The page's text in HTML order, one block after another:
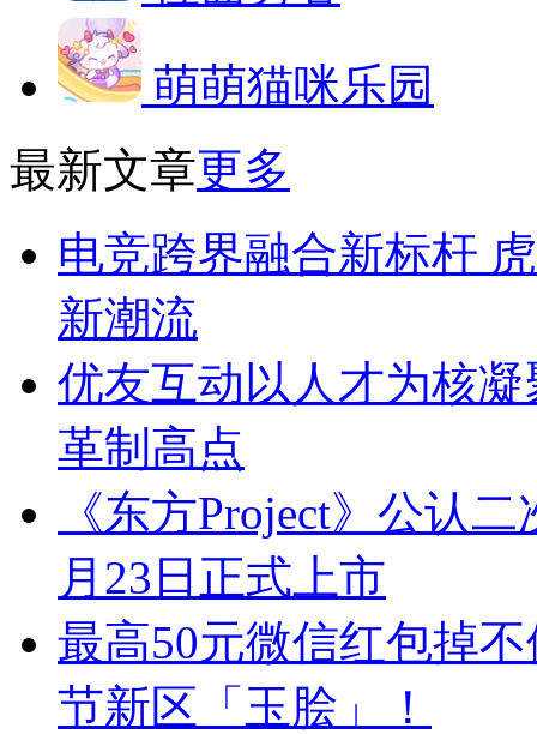
萌萌猫咪乐园
最新文章更多
电竞跨界融合新标杆
新潮流
优友互动以人才为核
革制高点
《东方Project》公认
月23日正式上市
最高50元微信红包掉
节新区「玉脍」！